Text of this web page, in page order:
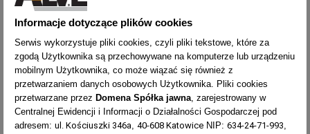

Informacje dotyczące plików cookies
Serwis wykorzystuje pliki cookies, czyli pliki tekstowe, które za
zgodą Użytkownika są przechowywane na komputerze lub urządzeniu
mobilnym Użytkownika, co może wiązać się również z
przetwarzaniem danych osobowych Użytkownika. Pliki cookies
przetwarzane przez Domena Spółka jawna, zarejestrowany w
Centralnej Ewidencji i Informacji o Działalności Gospodarczej pod
adresem: ul. Kościuszki 346a, 40-608 Katowice NIP: 634-24-71-993,